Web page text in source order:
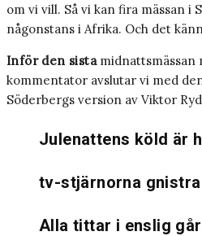
om vi vill. Så vi kan fira mässan i
någonstans i Afrika. Och det
Inför den sistamidnattsmässan
kommentator avslutar vi med
Söderbergs version av Viktor
Julenattens köld är
tv-stjärnorna
Alla tittar i enslig